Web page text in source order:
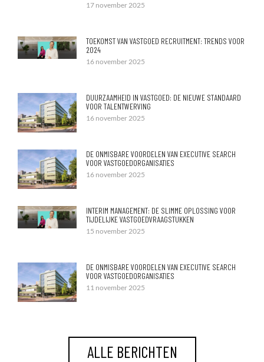
17 november 2025
TOEKOMST VAN VASTGOED RECRUITMENT: TRENDS VOOR
2024
16 november 2025
DUURZAAMHEID IN VASTGOED: DE NIEUWE STANDAARD
VOOR TALENTWERVING
16 november 2025
DE ONMISBARE VOORDELEN VAN EXECUTIVE SEARCH
VOOR VASTGOEDORGANISATIES
16 november 2025
INTERIM MANAGEMENT: DE SLIMME OPLOSSING VOOR
TIJDELIJKE VASTGOEDVRAAGSTUKKEN
15 november 2025
DE ONMISBARE VOORDELEN VAN EXECUTIVE SEARCH
VOOR VASTGOEDORGANISATIES
11 november 2025
ALLE BERICHTEN